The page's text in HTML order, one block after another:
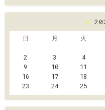
«
日
月 火
2
3 4
9
10 11
16
17 18
23
24 25